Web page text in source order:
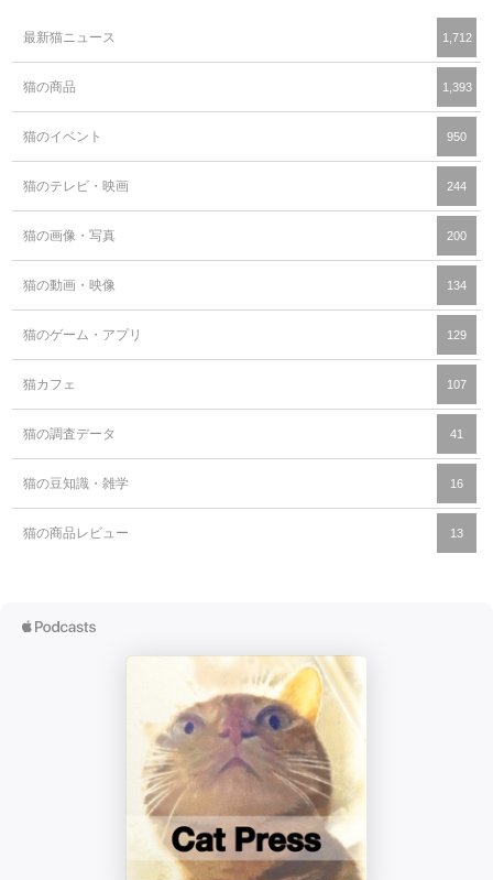
最新猫ニュース 1,712
猫の商品 1,393
猫のイベント 950
猫のテレビ・映画 244
猫の画像・写真 200
猫の動画・映像 134
猫のゲーム・アプリ 129
猫カフェ 107
猫の調査データ 41
猫の豆知識・雑学 16
猫の商品レビュー 13